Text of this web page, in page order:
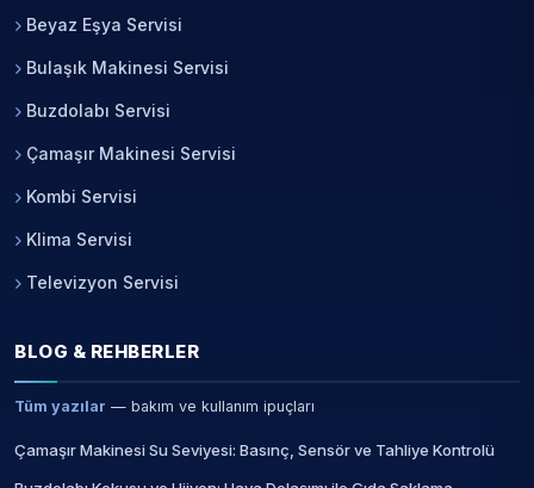
Beyaz Eşya Servisi
Bulaşık Makinesi Servisi
Buzdolabı Servisi
Çamaşır Makinesi Servisi
Kombi Servisi
Klima Servisi
Televizyon Servisi
BLOG & REHBERLER
Tüm yazılar — bakım ve kullanım ipuçları
Çamaşır Makinesi Su Seviyesi: Basınç, Sensör ve Tahliye Kontrolü